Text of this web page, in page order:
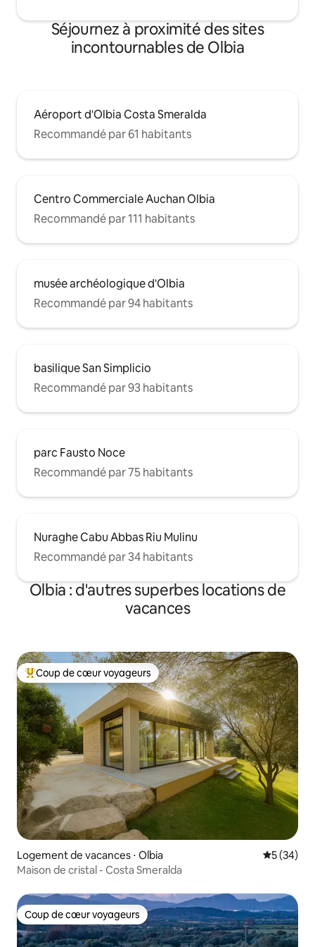
Séjournez à proximité des sites
incontournables de Olbia
Aéroport d'Olbia Costa Smeralda
Recommandé par 61 habitants
Centro Commerciale Auchan Olbia
Recommandé par 111 habitants
musée archéologique d'Olbia
Recommandé par 94 habitants
basilique San Simplicio
Recommandé par 93 habitants
parc Fausto Noce
Recommandé par 75 habitants
Nuraghe Cabu Abbas Riu Mulinu
Recommandé par 34 habitants
Olbia : d'autres superbes locations de
vacances
Coups de cœur voyageurs les plus appréciés
Coup de cœur voyageurs
Logement de vacances ⋅ Olbia
5 (34)
Maison de cristal - Costa Smeralda
Coup de cœur voyageurs
Coup de cœur voyageurs